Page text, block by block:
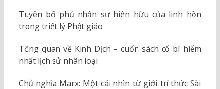
Tuyên bố phủ nhận sự hiện hữu của linh hồn
trong triết lý Phật giáo
Tổng quan về Kinh Dịch – cuốn sách cổ bí hiểm
nhất lịch sử nhân loại
Chủ nghĩa Marx: Một cái nhìn từ giới trí thức Sài